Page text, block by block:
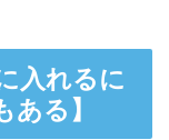
入れるに
る】